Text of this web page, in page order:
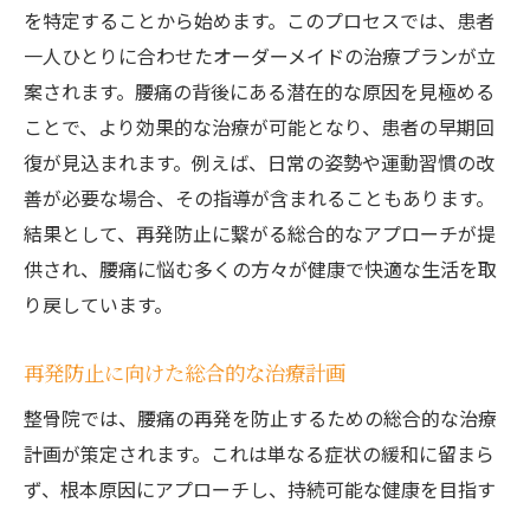
を特定することから始めます。このプロセスでは、患者
一人ひとりに合わせたオーダーメイドの治療プランが立
案されます。腰痛の背後にある潜在的な原因を見極める
ことで、より効果的な治療が可能となり、患者の早期回
復が見込まれます。例えば、日常の姿勢や運動習慣の改
善が必要な場合、その指導が含まれることもあります。
結果として、再発防止に繋がる総合的なアプローチが提
供され、腰痛に悩む多くの方々が健康で快適な生活を取
り戻しています。
再発防止に向けた総合的な治療計画
整骨院では、腰痛の再発を防止するための総合的な治療
計画が策定されます。これは単なる症状の緩和に留まら
ず、根本原因にアプローチし、持続可能な健康を目指す